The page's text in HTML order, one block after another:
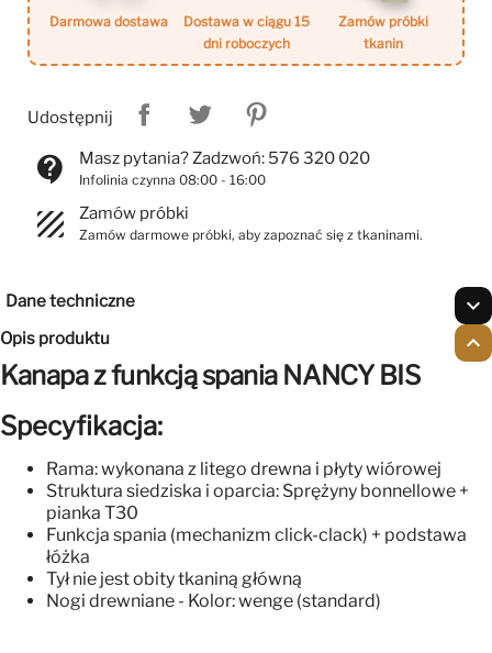
darmowa dostawa
dostawa w ciągu 15
dni roboczych
zamów próbki
tkanin
Udostępnij
contact_support Masz pytania? Zadzwoń: 576 320 020
Infolinia czynna 08:00 - 16:00
texture Zamów próbki
Zamów darmowe próbki, aby zapoznać się z tkaninami.
Dane techniczne expand_more
Opis produktu expand_less
Kanapa z funkcją spania NANCY BIS
Specyfikacja:
Rama: wykonana z litego drewna i płyty wiórowej
Struktura siedziska i oparcia: Sprężyny bonnellowe +
pianka T30
Funkcja spania (mechanizm click-clack) + podstawa
łóżka
Tył nie jest obity tkaniną główną
Nogi drewniane - Kolor: wenge (standard)